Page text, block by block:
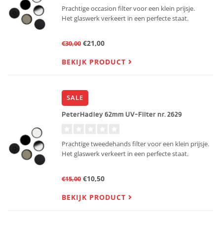
Prachtige occasion filter voor een klein prijsje.
Het glaswerk verkeert in een perfecte staat.
€30,00 €21,00
BEKIJK PRODUCT
SALE
PeterHadley 62mm UV-Filter nr. 2629
Prachtige tweedehands filter voor een klein prijsje.
Het glaswerk verkeert in een perfecte staat.
€15,00 €10,50
BEKIJK PRODUCT